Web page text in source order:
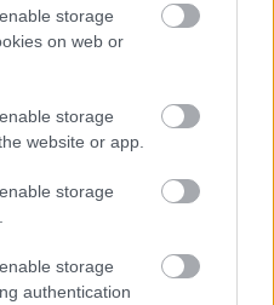
storage
on web or
storage
website or app.
storage
storage
authentication